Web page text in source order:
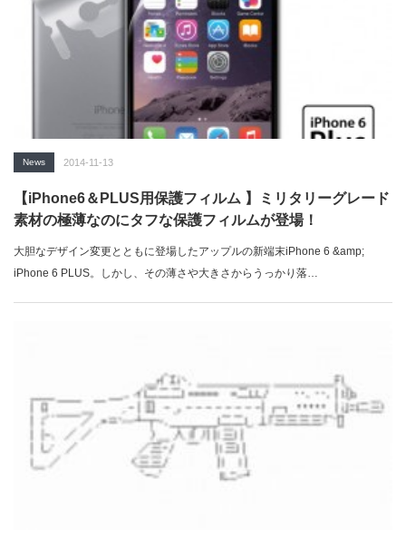
News 2014-11-13
【iPhone6＆PLUS用保護フィルム 】ミリタリーグレード
素材の極薄なのにタフな保護フィルムが登場！
大胆なデザイン変更とともに登場したアップルの新端末iPhone 6 &amp;
iPhone 6 PLUS。しかし、その薄さや大きさからうっかり落…